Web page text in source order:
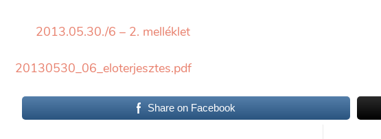
2013.05.30./6 – 2. melléklet
20130530_06_eloterjesztes.pdf
Share on Facebook